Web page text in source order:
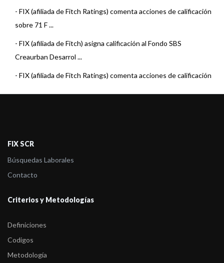
- FIX (afiliada de Fitch Ratings) comenta acciones de calificación
sobre 71 F ...
- FIX (afiliada de Fitch) asigna calificación al Fondo SBS
Creaurban Desarrol ...
- FIX (afiliada de Fitch Ratings) comenta acciones de calificación
- FIX (afiliada de Fitch Ratings) comenta acciones de calificación
FIX (afiliada de Fitch Ratings) comenta acciones de calificación
-FIX (afiliada de Fitch Ratings) comenta acciones de calificación
FIX SCR
Búsquedas Laborales
Contacto
Criterios y Metodologías
Definiciones
Codigos
Metodología